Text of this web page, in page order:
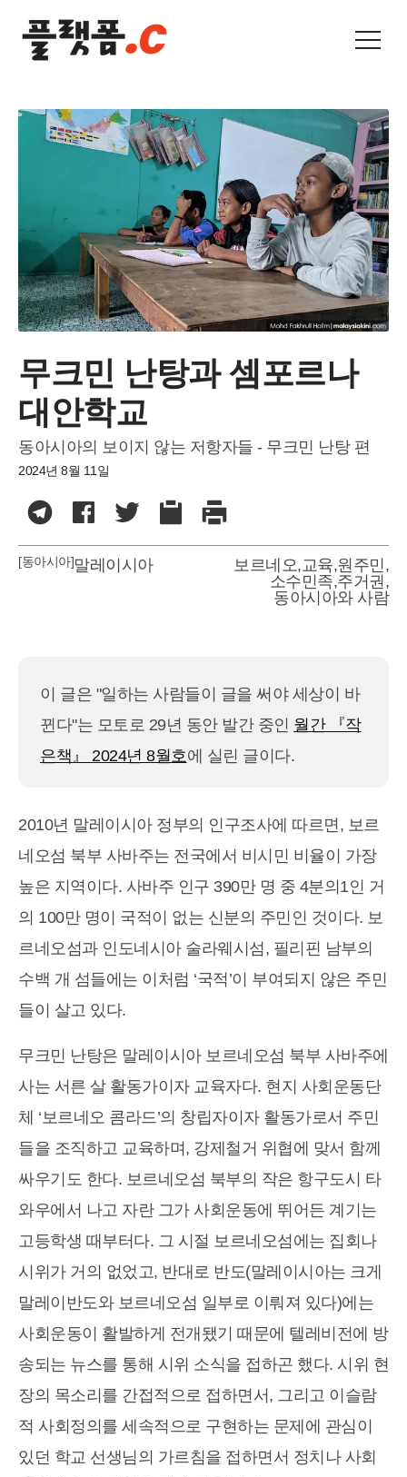
무크민 난탕과 셈포르나
대안학교
동아시아의 보이지 않는 저항자들 - 무크민 난탕 편
2024년 8월 11일
[동아시아]말레이시아 보르네오, 교육,원주민 ,
소수민족,주거권 ,
동아시아와 사람
이 글은 "일하는 사람들이 글을 써야 세상이 바
뀐다"는 모토로 29년 동안 발간 중인 월간 『작
은책』 2024년 8월호에 실린 글이다.
2010년 말레이시아 정부의 인구조사에 따르면, 보르
네오섬 북부 사바주는 전국에서 비시민 비율이 가장
높은 지역이다. 사바주 인구 390만 명 중 4분의1인 거
의 100만 명이 국적이 없는 신분의 주민인 것이다. 보
르네오섬과 인도네시아 술라웨시섬, 필리핀 남부의
수백 개 섬들에는 이처럼 ‘국적’이 부여되지 않은 주민
들이 살고 있다.
무크민 난탕은 말레이시아 보르네오섬 북부 사바주에
사는 서른 살 활동가이자 교육자다. 현지 사회운동단
체 ‘보르네오 콤라드’의 창립자이자 활동가로서 주민
들을 조직하고 교육하며, 강제철거 위협에 맞서 함께
싸우기도 한다. 보르네오섬 북부의 작은 항구도시 타
와우에서 나고 자란 그가 사회운동에 뛰어든 계기는
고등학생 때부터다. 그 시절 보르네오섬에는 집회나
시위가 거의 없었고, 반대로 반도(말레이시아는 크게
말레이반도와 보르네오섬 일부로 이뤄져 있다)에는
사회운동이 활발하게 전개됐기 때문에 텔레비전에 방
송되는 뉴스를 통해 시위 소식을 접하곤 했다. 시위 현
장의 목소리를 간접적으로 접하면서, 그리고 이슬람
적 사회정의를 세속적으로 구현하는 문제에 관심이
있던 학교 선생님의 가르침을 접하면서 정치나 사회